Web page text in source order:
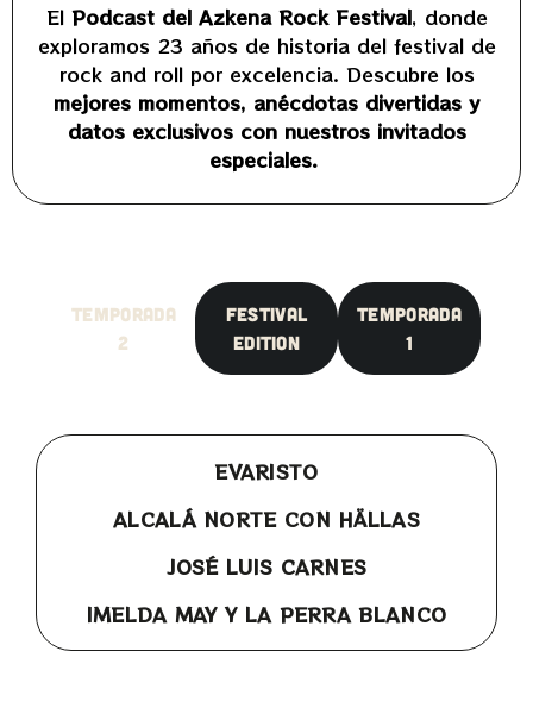
El Podcast del Azkena Rock Festival, donde
exploramos 23 años de historia del festival de
rock and roll por excelencia. Descubre los
mejores momentos, anécdotas divertidas y
datos exclusivos con nuestros invitados
especiales.
Temporada
2
FESTIVAL
EDITION
Temporada
1
EVARISTO
ALCALÁ NORTE CON HÄLLAS
JOSÉ LUIS CARNES
IMELDA MAY Y LA PERRA BLANCO